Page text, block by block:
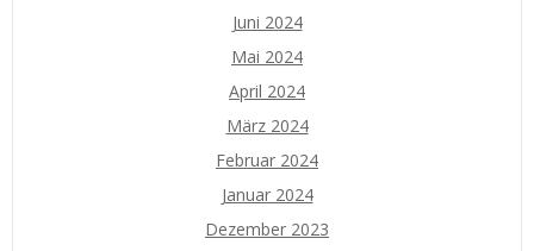
Juni 2024
Mai 2024
April 2024
März 2024
Februar 2024
Januar 2024
Dezember 2023